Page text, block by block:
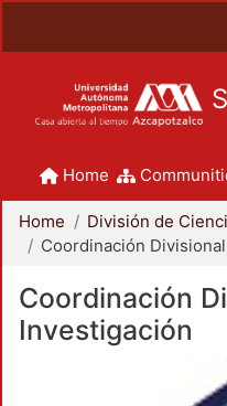
Home
Home
Coordinación
Investigación